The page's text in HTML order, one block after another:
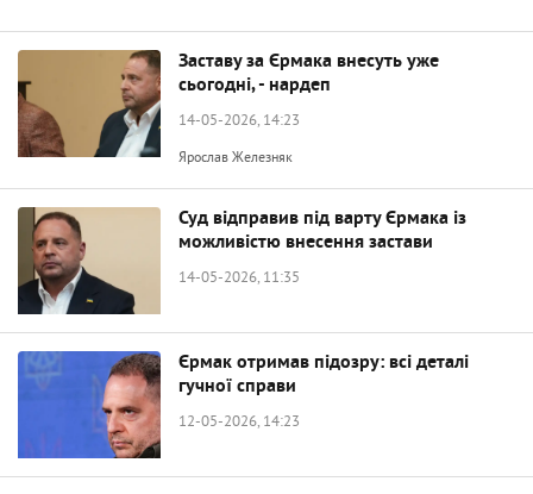
Заставу за Єрмака внесуть уже
сьогодні, - нардеп
14-05-2026, 14:23
Ярослав Железняк
Суд відправив під варту Єрмака із
можливістю внесення застави
14-05-2026, 11:35
Єрмак отримав підозру: всі деталі
гучної справи
12-05-2026, 14:23